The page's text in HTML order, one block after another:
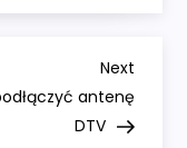
Next
Post
Next
antenę
DTV